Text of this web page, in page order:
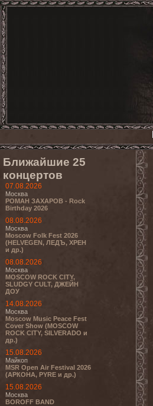
Ближайшие 25
концертов
07.08.2026
Москва
РОМАН ЗАХАРОВ - Rock
Birthday 2026
08.08.2026
Москва
Moscow Folk Fest 2026
(HELVEGEN, ЛЕДЪ, ХРЕН
и др.)
08.08.2026
Москва
MOSCOW ROCK CITY,
SLUDGY CULT, ДЖЕЙН
ДОУ
14.08.2026
Москва
Moscow Music Peace Fest
Cover Show (MOSCOW
ROCK CITY, SILVERADO и
др.)
15.08.2026
Майкоп
MSR Open Air Festival 2026
(АРКОНА, PYRE и др.)
15.08.2026
Москва
BOROFF BAND